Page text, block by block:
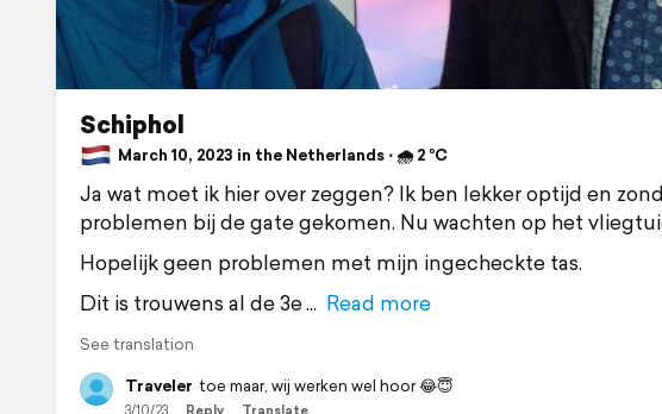
Schiphol
March 10, 2023 in the Netherlands ⋅ 🌧 2 °C
Ja wat moet ik hier over zeggen? Ik ben lekker optijd en
problemen bij de gate gekomen. Nu wachten op het
Hopelijk geen problemen met mijn ingecheckte tas.
Dit is trouwens al de 3e
Read more
See translation
Traveler toe maar, wij werken wel hoor 😂😇
3/10/23 Reply Translate